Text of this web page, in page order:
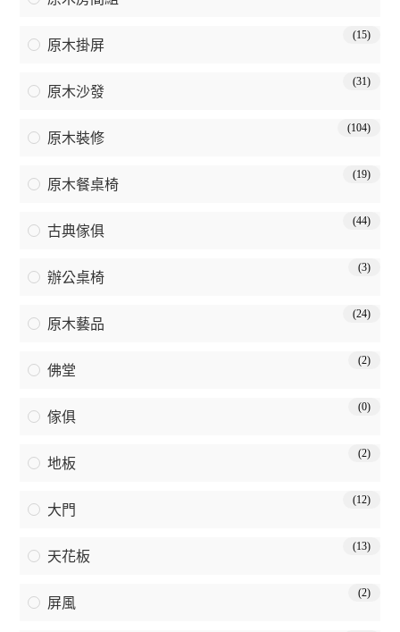
原木掛屏
(15)
原木沙發
(31)
原木裝修
(104)
原木餐桌椅
(19)
古典傢俱
(44)
辦公桌椅
(3)
原木藝品
(24)
佛堂
(2)
傢俱
(0)
地板
(2)
大門
(12)
天花板
(13)
屏風
(2)